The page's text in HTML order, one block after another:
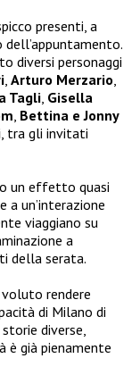
presenti, a
diversi personaggi
Arturo Merzario
Tagli Gisella
Bettina e Jonny
, tra gli invitati
un effetto quasi
a un’interazione
viaggiano su
a
della serata.
rendere
di Milano di
diverse,
già pienamente